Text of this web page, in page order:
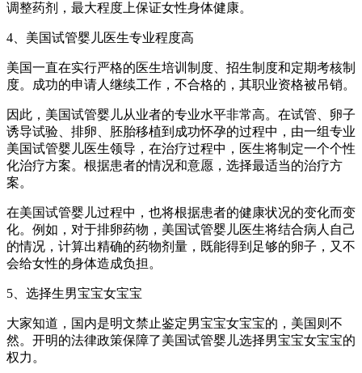
调整药剂，最大程度上保证女性身体健康。
4、美国试管婴儿医生专业程度高
美国一直在实行严格的医生培训制度、招生制度和定期考核制
度。成功的申请人继续工作，不合格的，其职业资格被吊销。
因此，美国试管婴儿从业者的专业水平非常高。在试管、卵子
诱导试验、排卵、胚胎移植到成功怀孕的过程中，由一组专业
美国试管婴儿医生领导，在治疗过程中，医生将制定一个个性
化治疗方案。根据患者的情况和意愿，选择最适当的治疗方
案。
在美国试管婴儿过程中，也将根据患者的健康状况的变化而变
化。例如，对于排卵药物，美国试管婴儿医生将结合病人自己
的情况，计算出精确的药物剂量，既能得到足够的卵子，又不
会给女性的身体造成负担。
5、选择生男宝宝女宝宝
大家知道，国内是明文禁止鉴定男宝宝女宝宝的，美国则不
然。开明的法律政策保障了美国试管婴儿选择男宝宝女宝宝的
权力。